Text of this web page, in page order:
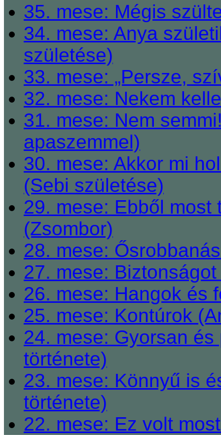
35. mese: Mégis
34. mese: Anya
születése)
33. mese: „Persze,
32. mese: Nekem
31. mese: Nem
apaszemmel)
30. mese: Akkor mi
(Sebi születése)
29. mese: Ebből
(Zsombor)
28. mese:
27. mese:
26. mese: Hangok és
25. mese: Kontúrok
24. mese: Gyorsan
története)
23. mese: Könnyű is
története)
22. mese: Ez volt